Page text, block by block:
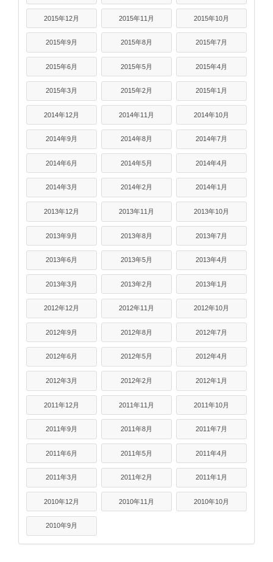
2015年12月 2015年11月 2015年10月
2015年9月 2015年8月 2015年7月
2015年6月 2015年5月 2015年4月
2015年3月 2015年2月 2015年1月
2014年12月 2014年11月 2014年10月
2014年9月 2014年8月 2014年7月
2014年6月 2014年5月 2014年4月
2014年3月 2014年2月 2014年1月
2013年12月 2013年11月 2013年10月
2013年9月 2013年8月 2013年7月
2013年6月 2013年5月 2013年4月
2013年3月 2013年2月 2013年1月
2012年12月 2012年11月 2012年10月
2012年9月 2012年8月 2012年7月
2012年6月 2012年5月 2012年4月
2012年3月 2012年2月 2012年1月
2011年12月 2011年11月 2011年10月
2011年9月 2011年8月 2011年7月
2011年6月 2011年5月 2011年4月
2011年3月 2011年2月 2011年1月
2010年12月 2010年11月 2010年10月
2010年9月